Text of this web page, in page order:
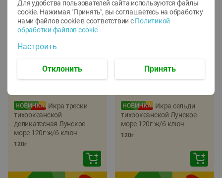
22%
Икра трески
тихоокеанской
деликатесная Лунское
море 120г ж/б ключ
120г
-17%
Икра сельди
тихоокеанской Лунское
море 120г ж/б ключ
120г
Для удобства пользователей сайта используются файлы
cookie. Нажимая "Принять", вы соглашаетесь на обработку
нами файлов cookie в соответствии с Политикой
обработки файлов cookie
Настроить
Отклонить Принять